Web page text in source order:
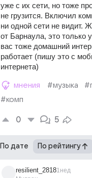
уже с их сети, но тоже
не грузится. Включил
ни одной сети не видит.
от Барнаула, это только
вас тоже домашний
работает (пишу это с
интернета)
мнения #музыка
#комп
0 5
По дате По рейтингу
resilient_28181нед